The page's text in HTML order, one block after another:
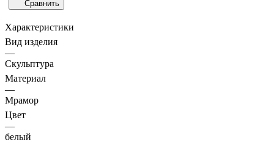
Сравнить
Характеристики
Вид изделия
—
Скульптура
Материал
—
Мрамор
Цвет
—
белый